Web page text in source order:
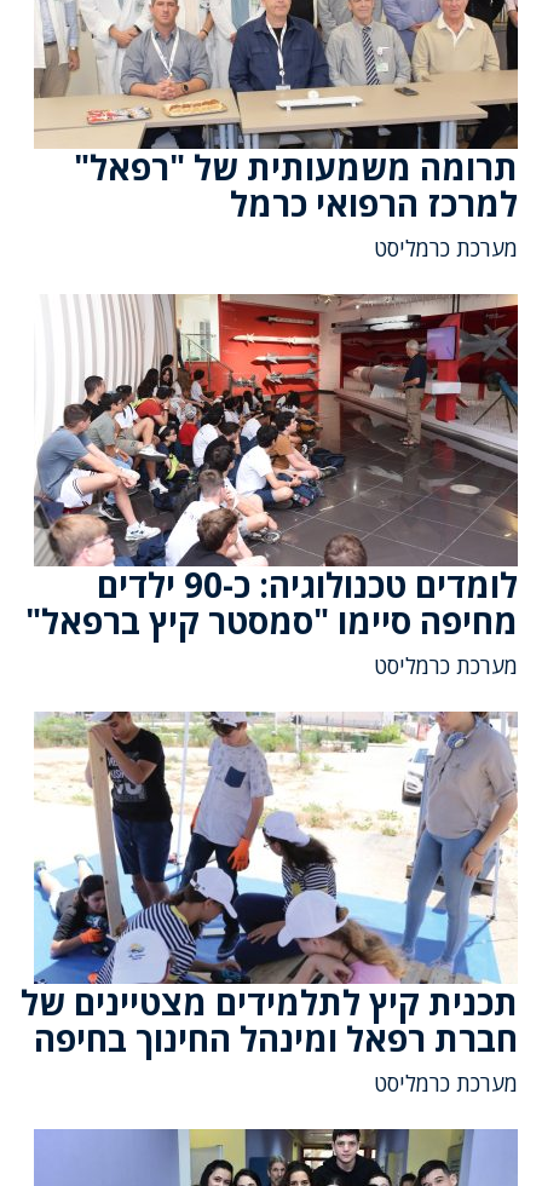
תרומה משמעותית של "רפאל"
למרכז הרפואי כרמל
מערכת כרמליסט
לומדים טכנולוגיה: כ-90 ילדים
מחיפה סיימו "סמסטר קיץ ברפאל"
מערכת כרמליסט
תכנית קיץ לתלמידים מצטיינים של
חברת רפאל ומינהל החינוך בחיפה
מערכת כרמליסט